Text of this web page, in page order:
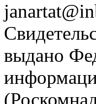
выдано